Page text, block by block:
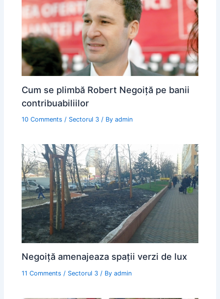
Cum se plimbă Robert Negoiță pe banii
contribuabiliilor
10 Comments / Sectorul 3 / Byadmin
Negoiță amenajeaza spații verzi de lux
11 Comments / Sectorul 3 / Byadmin